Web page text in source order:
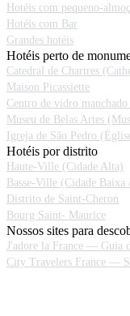
Hotéis com pequeno-
Hotéis com Bar
Grandes hotéis
Hotéis perto de
Catedral de Chartres
Maison Picassiette
Centro de vidro
Museu de Belas Artes
Igreja de São Pedro
Hotéis por distrito
Haute-Ville (Cidade Alta)
Basse-Ville (Cidade
Distrito de Saint-Cheron
Bourg Saint- Maurice
Nossos sites para
J'adore la France — Guia
City Travelers France —